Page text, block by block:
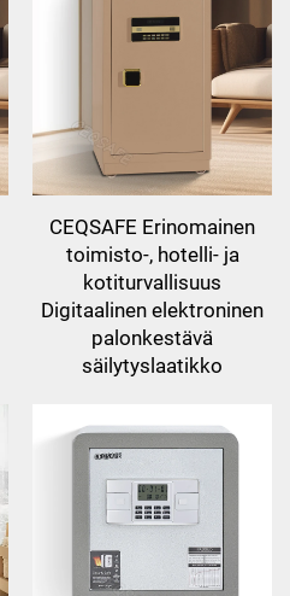
CEQSAFE Erinomainen
toimisto-, hotelli- ja
kotiturvallisuus
Digitaalinen elektroninen
palonkestävä
säilytyslaatikko